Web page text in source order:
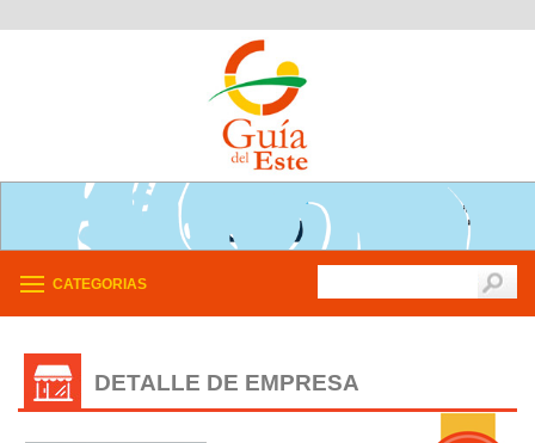
CATEGORIAS
DETALLE DE EMPRESA